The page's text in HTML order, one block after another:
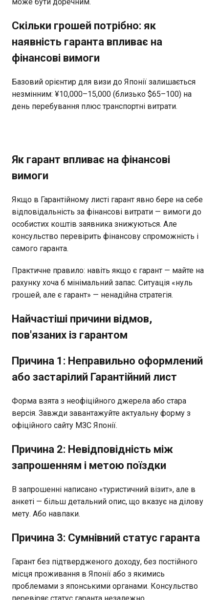
Скільки грошей потрібно: як
наявність гаранта впливає на
фінансові вимоги
Базовий орієнтир для визи до Японії залишається
незмінним: ¥10,000–15,000 (близько $65–100) на
день перебування плюс транспортні витрати.
Як гарант впливає на фінансові
вимоги
Якщо в Гарантійному листі гарант явно бере на себе
відповідальність за фінансові витрати — вимоги до
особистих коштів заявника знижуються. Але
консульство перевірить фінансову спроможність і
самого гаранта.
Практичне правило: навіть якщо є гарант — майте на
рахунку хоча б мінімальний запас. Ситуація «нуль
грошей, але є гарант» — ненадійна стратегія.
Найчастіші причини відмов,
пов'язаних із гарантом
Причина 1: Неправильно оформлений
або застарілий Гарантійний лист
Форма взята з неофіційного джерела або стара
версія. Завжди завантажуйте актуальну форму з
офіційного сайту МЗС Японії.
Причина 2: Невідповідність між
запрошенням і метою поїздки
В запрошенні написано «туристичний візит», але в
анкеті — більш детальний опис, що вказує на ділову
мету. Або навпаки.
Причина 3: Сумнівний статус гаранта
Гарант без підтвердженого доходу, без постійного
місця проживання в Японії або з якимись
проблемами з японськими органами. Консульство
перевіряє статус гаранта незалежно.